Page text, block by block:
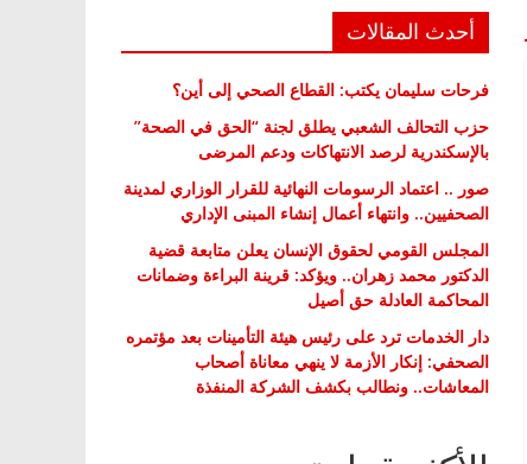
أحدث المقالات
فرحات سليمان يكتب: القطاع الصحي إلى أين؟
حزب التحالف الشعبي يطلق لجنة “الحق في الصحة”
بالإسكندرية لرصد الانتهاكات ودعم المرضى
صور .. اعتماد الرسومات النهائية للقرار الوزاري لمدينة
الصحفيين.. وانتهاء أعمال إنشاء المبنى الإداري
المجلس القومي لحقوق الإنسان يعلن متابعة قضية
الدكتور محمد زهران.. ويؤكد: قرينة البراءة وضمانات
المحاكمة العادلة حق أصيل
دار الخدمات ترد على رئيس هيئة التأمينات بعد مؤتمره
الصحفي: إنكار الأزمة لا ينهي معاناة أصحاب
المعاشات.. ونطالب بكشف الشركة المنفذة